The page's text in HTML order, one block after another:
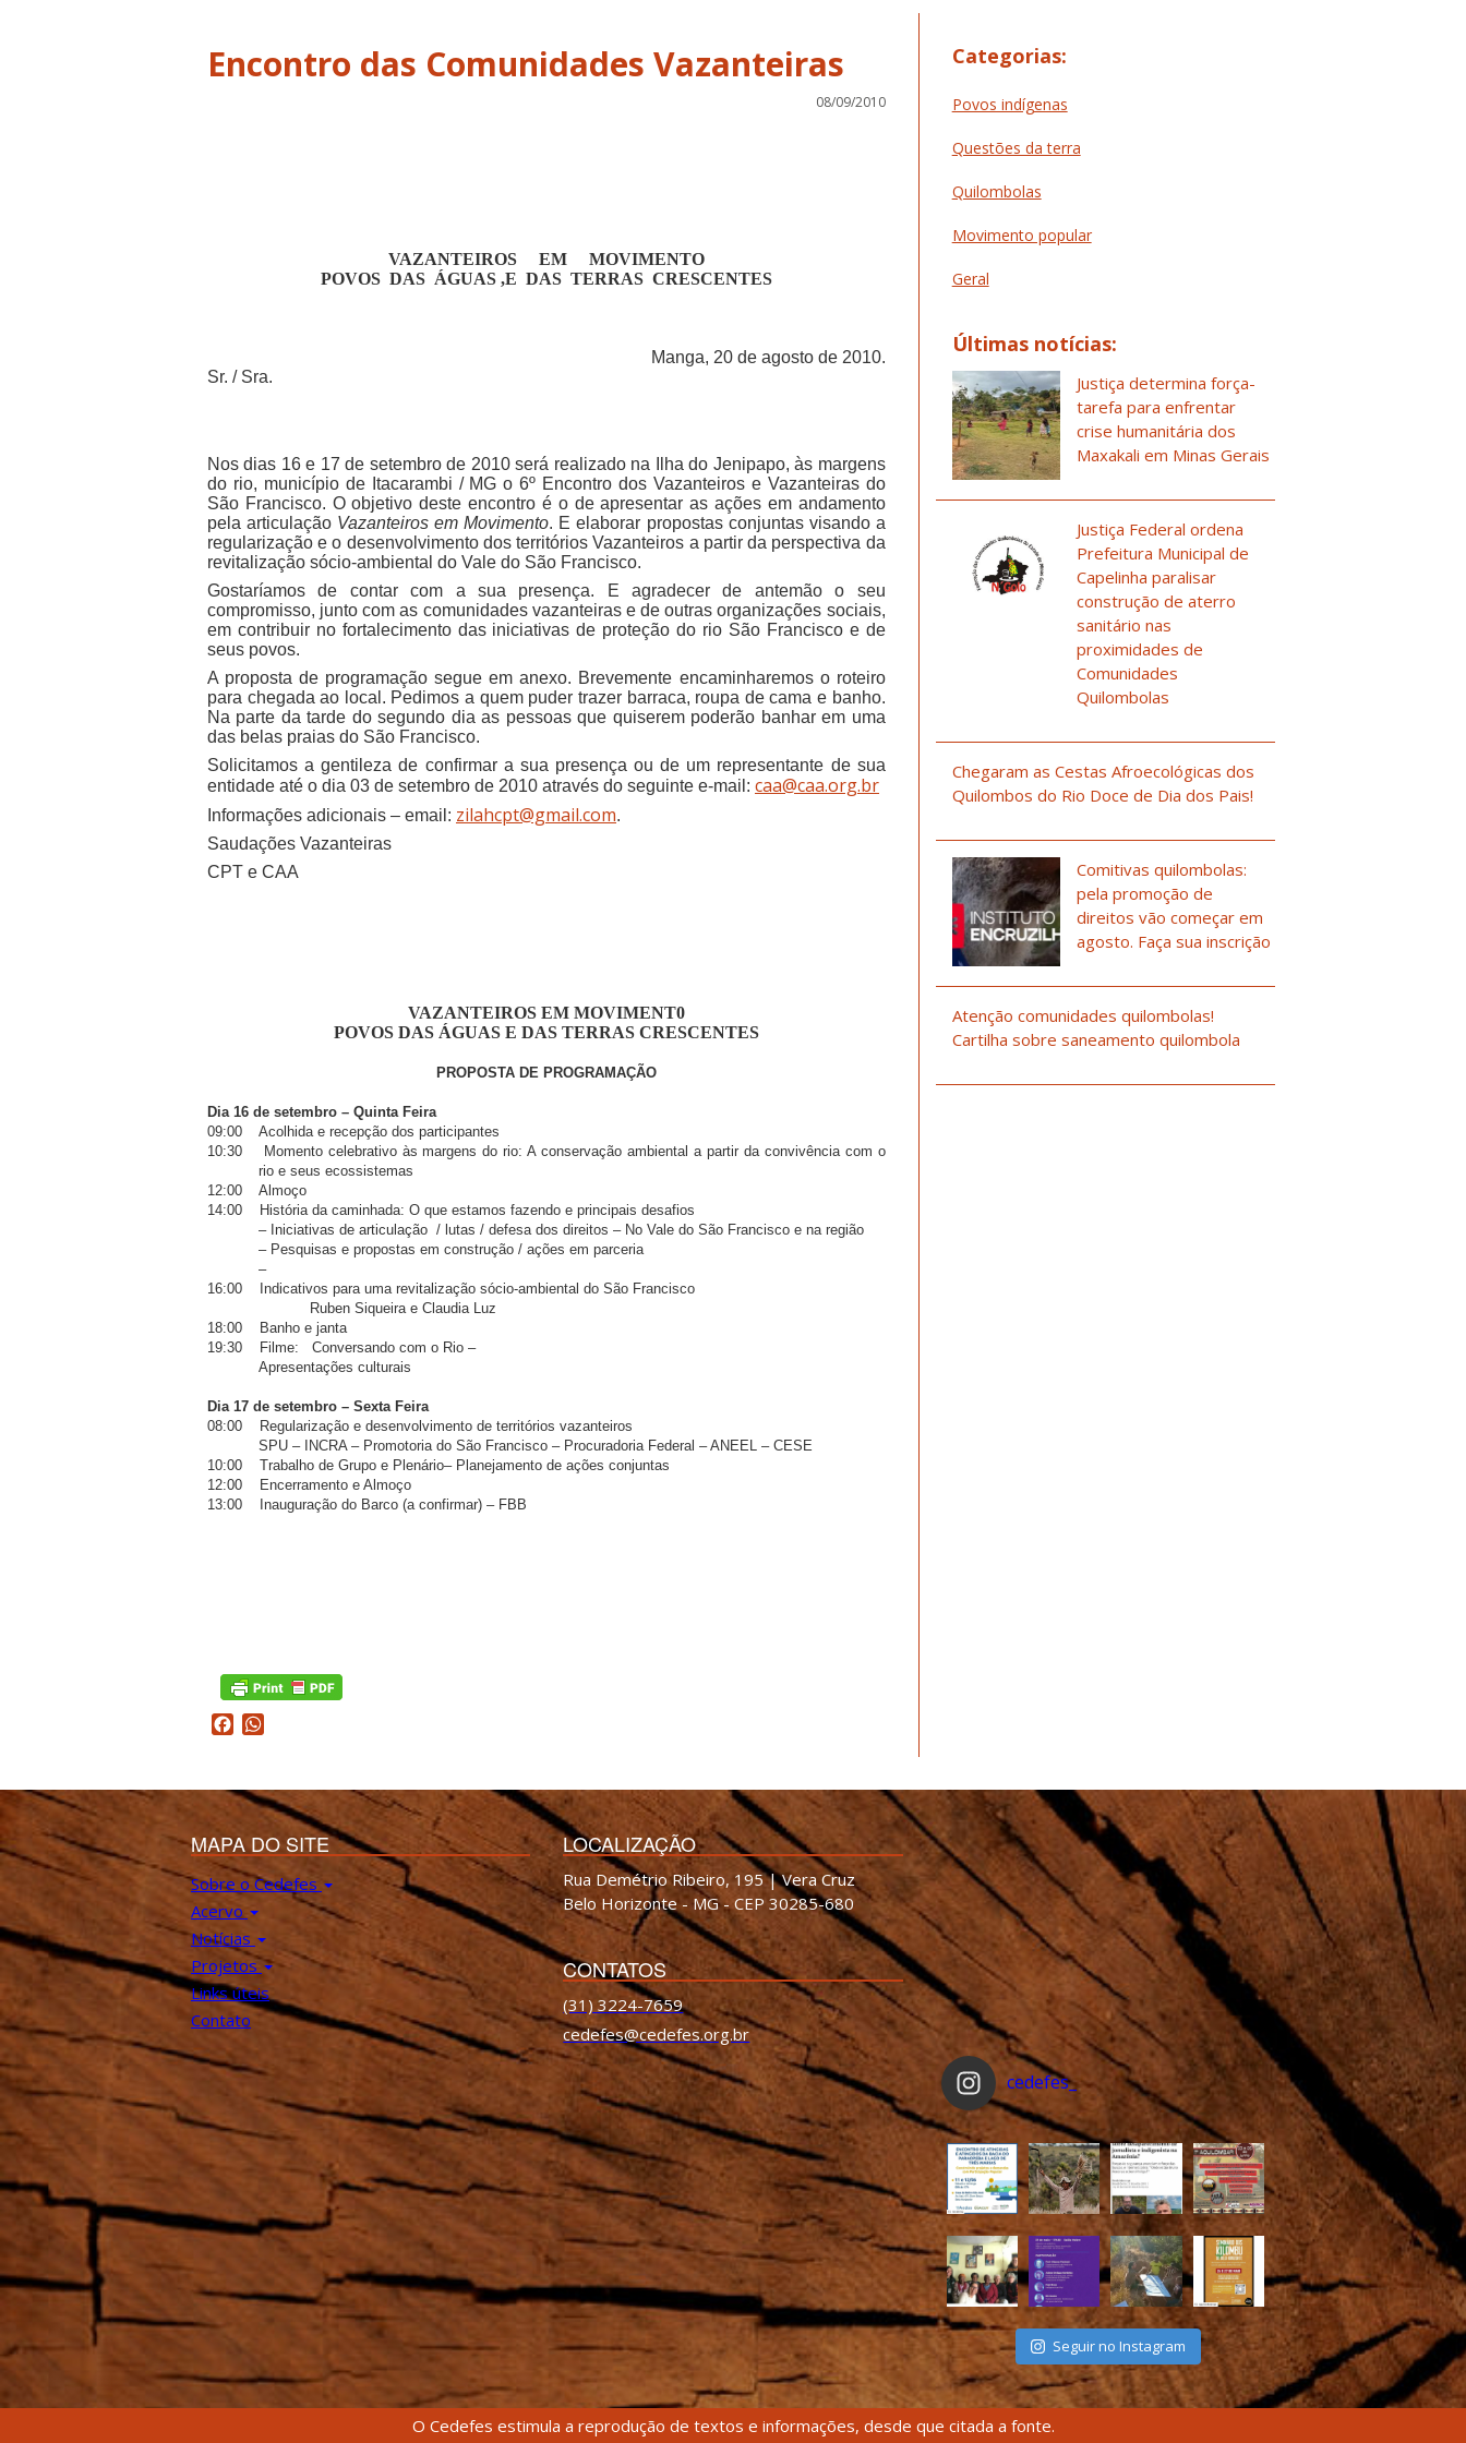
Encontro das Comunidades Vazanteiras
08/09/2010
VAZANTEIROS EM
MOVIMENTO
POVOS DAS ÁGUAS ,E DAS TERRAS CRESCENTES
Manga, 20 de agosto de 2010.
Sr. / Sra.
Nos dias 16 e 17 de setembro de 2010 será realizado na Ilha do Jenipapo, às margens
do rio, município de Itacarambi / MG o 6º Encontro dos Vazanteiros e Vazanteiras do
São Francisco. O objetivo deste encontro é o de apresentar as ações em andamento
pela articulação Vazanteirosem Movimento. E elaborar propostas conjuntas visando a
regularização e o desenvolvimento dos territórios Vazanteiros a partir da perspectiva da
revitalização sócio-ambiental do Vale do São Francisco.
Gostaríamos de contar com a sua presença. E agradecer de antemão o seu
compromisso, junto com as comunidades vazanteiras e de outras organizações sociais,
em contribuir no fortalecimento das iniciativas de proteção do rio São Francisco e de
seus povos.
A proposta de programação segueem anexo. Brevemente encaminharemos o roteiro
para chegada ao local. Pedimos a quem puder trazer barraca, roupa de cama e banho.
Na parte da tarde do segundo dia as pessoas que quiserem poderão banhar em uma
das belas praias do São Francisco.
Solicitamos a gentileza de confirmar a sua presença ou de um representante de sua
entidade até o dia 03 de setembro de 2010 através do seguinte e-mail: caa@caa.org.br
Informações adicionais – email: zilahcpt@gmail.com.
Saudações Vazanteiras
CPT e CAA
VAZANTEIROS EM MOVIMENT0
POVOS DAS ÁGUAS E DAS TERRAS CRESCENTES
PROPOSTA DE PROGRAMAÇÃO
Dia 16 de setembro – Quinta Feira
09:00
Acolhida e recepção dos participantes
10:30
Momento celebrativo às margens do rio: A conservação ambiental a partir da convivência com o
rio e seus ecossistemas
12:00
Almoço
14:00
História da caminhada: O que estamos fazendo e principais desafios
– Iniciativas de articulação / lutas / defesa dos direitos – No Vale do São Francisco e na região
– Pesquisas e propostas em construção / ações em parceria
–
16:00
Indicativos para uma revitalização sócio-ambiental do São Francisco
Ruben Siqueira e Claudia Luz
18:00
Banho e janta
19:30
Filme:
Conversando com o Rio –
Apresentações culturais
Dia 17 de setembro – Sexta Feira
08:00
Regularização e desenvolvimento de territórios vazanteiros
SPU – INCRA – Promotoria do São Francisco – Procuradoria Federal – ANEEL – CESE
10:00
Trabalho de Grupo e Plenário– Planejamento de ações conjuntas
12:00
Encerramento e Almoço
13:00
Inauguração do Barco (a confirmar) – FBB
Facebook
Categorias:
Povos indígenas
Questões da terra
Quilombolas
Movimento popular
Geral
Últimas notícias:
Justiça determina força-
tarefa para enfrentar
crise humanitária dos
Maxakali em Minas Gerais
Justiça Federal ordena
Prefeitura Municipal de
Capelinha paralisar
construção de aterro
sanitário nas
proximidades de
Comunidades
Quilombolas
Chegaram as Cestas Afroecológicas dos
Quilombos do Rio Doce de Dia dos Pais!
Comitivas quilombolas:
pela promoção de
direitos vão começar em
agosto. Faça sua inscrição
Atenção comunidades quilombolas!
Cartilha sobre saneamento quilombola
MAPA DO SITE
Sobre o Cedefes
Acervo
Notícias
Projetos
Links úteis
Contato
LOCALIZAÇÃO
Rua Demétrio Ribeiro, 195 | Vera Cruz
Belo Horizonte - MG - CEP 30285-680
CONTATOS
(31) 3224-7659
cedefes@cedefes.org.br
cedefes_
Seguir no Instagram
O Cedefes estimula a reprodução de textos e informações, desde que citada a fonte.